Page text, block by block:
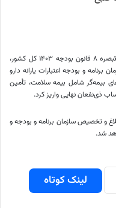
به گزارش خبرگزاری مهر، در اجرای جز ۲ بند (الف) تبصره ۸ قانون بودجه ۱۴۰۳ کل کشور،
برنامه و بودجه اعتبارات یارانه دارو
بیمه‌گر شامل بیمه سلامت، تأمین
ذی‌نفعان نهایی واریز کرد.
و تخصیص سازمان برنامه و بودجه و
شد.
لینک کوتاه